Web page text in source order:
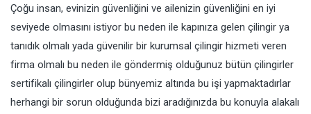
Çoğu insan, evinizin güvenliğini ve ailenizin güvenliğini en iyi
seviyede olmasını istiyor bu neden ile kapınıza gelen çilingir ya
tanıdık olmalı yada güvenilir bir kurumsal çilingir hizmeti veren
firma olmalı bu neden ile göndermiş olduğunuz bütün çilingirler
sertifikalı çilingirler olup bünyemiz altında bu işi yapmaktadırlar
herhangi bir sorun olduğunda bizi aradığınızda bu konuyla alakalı